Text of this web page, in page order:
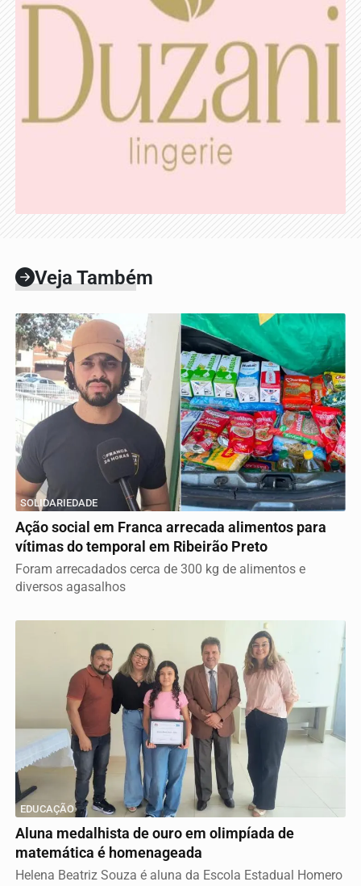
Veja Também
SOLIDARIEDADE
Ação social em Franca arrecada alimentos para
vítimas do temporal em Ribeirão Preto
Foram arrecadados cerca de 300 kg de alimentos e
diversos agasalhos
EDUCAÇÃO
Aluna medalhista de ouro em olimpíada de
matemática é homenageada
Helena Beatriz Souza é aluna da Escola Estadual Homero